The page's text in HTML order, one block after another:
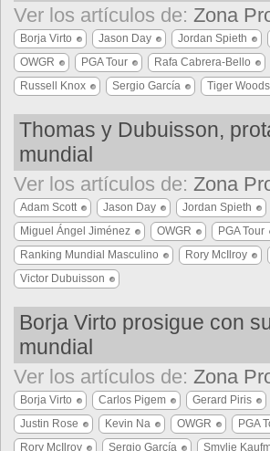
Ver los artículos de: Zona
Borja Virto Jason Day Jordan Spieth
OWGR
PGA Tour Rafa Cabrera-Bello
Russell Knox
Sergio García Tiger Woods
Thomas y Dubuisson,
mundial
Ver los artículos de: Zona
Adam Scott Jason Day Jordan Spieth
Miguel Ángel Jiménez
OWGR PGA Tour
Ranking Mundial Masculino
Rory McIlroy
Victor Dubuisson
Borja Virto prosigue con
mundial
Ver los artículos de: Zona
Borja Virto Carlos Pigem Gerard Piris
Justin Rose
Kevin Na OWGR PGA
Rory McIlroy
Sergio García Smylie